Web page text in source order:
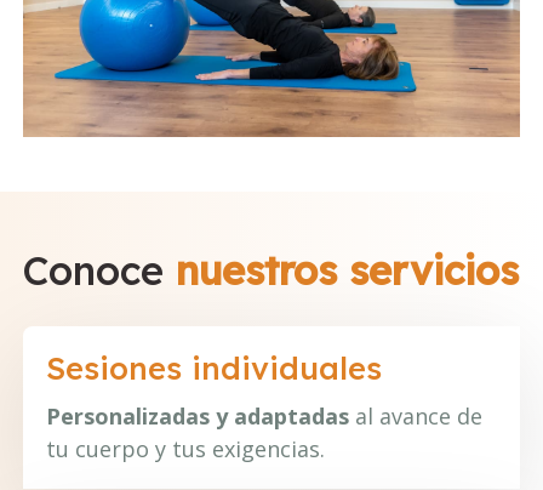
Conoce nuestros servicios
Sesiones individuales
Personalizadas y adaptadasal avance de
tu cuerpo y tus exigencias.